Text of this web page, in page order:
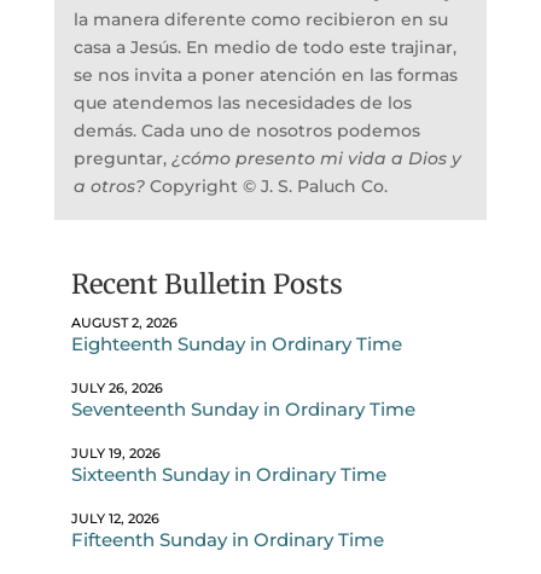
la manera diferente como recibieron en su
casa a Jesús. En medio de todo este trajinar,
se nos invita a poner atención en las formas
que atendemos las necesidades de los
demás. Cada uno de nosotros podemos
preguntar, ¿cómo presento mi vida a Dios y
a otros? Copyright © J. S. Paluch Co.
Recent Bulletin Posts
AUGUST 2, 2026
Eighteenth Sunday in Ordinary Time
JULY 26, 2026
Seventeenth Sunday in Ordinary Time
JULY 19, 2026
Sixteenth Sunday in Ordinary Time
JULY 12, 2026
Fifteenth Sunday in Ordinary Time